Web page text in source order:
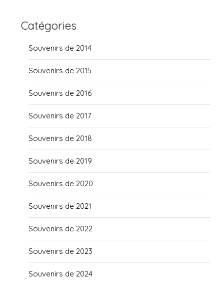
Catégories
Souvenirs de 2014
Souvenirs de 2015
Souvenirs de 2016
Souvenirs de 2017
Souvenirs de 2018
Souvenirs de 2019
Souvenirs de 2020
Souvenirs de 2021
Souvenirs de 2022
Souvenirs de 2023
Souvenirs de 2024